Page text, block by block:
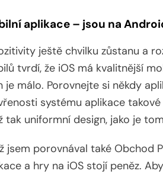
aplikace – jsou na
ještě chvilku zůstanu a
tvrdí, že iOS má kvalitnější
je málo. Porovnejte si někdy
systému aplikace
tak uniformní design, jako je
jsem porovnával také Obchod
a hry na iOS stojí peněz.